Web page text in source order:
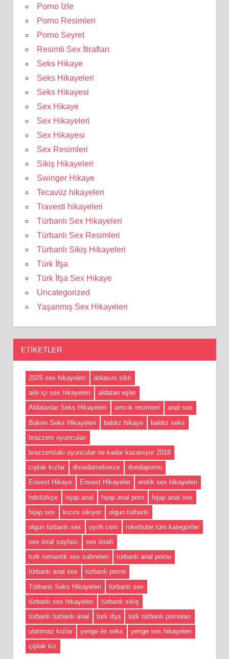
Porno İzle
Porno Resimleri
Porno Seyret
Resimli Sex İtirafları
Seks Hikaye
Seks Hikayeleri
Seks Hikayesi
Sex Hikaye
Sex Hikayeleri
Sex Hikayesi
Sex Resimleri
Sikiş Hikayeleri
Swinger Hikaye
Tecavüz hikayeleri
Travesti hikayeleri
Türbanlı Sex Hikayeleri
Türbanlı Sex Resimleri
Türbanlı Sikiş Hikayeleri
Türk İfşa
Türk İfşa Sex Hikaye
Uncategorized
Yaşanmış Sex Hikayeleri
ETIKETLER
2025 sex hikayeleri
ablasını sikti
aile içi sex hikayeleri
aldatan eşler
Aldatanlar Seks Hikayeleri
amcık resimleri
anal sex
Bakire Seks Hikayeleri
baldız hikaye
baldız seks
brazzers oyunculari
brazzerstaki oyuncular ne kadar kazanıyor 2018
cıplak kızlar
dixiedamelioxxx
doedaporno
Ensest Hikaye
Ensest Hikayeler
erotik sex hikayeleri
hdxtürkçe
hijap anal hijap anal porn
hijap anal sex
hijap sex
kızını sikiyor
olgun türbanlı
olgun türbanlı sex
oyoh com
rokettube tüm kategoriler
sex itiraf sayfası
sex itirafı
turk romantik sex sahneleri
türbanlı anal porno
türbanlı anal sex
türbanlı porno
Türbanlı Seks Hikayeleri
türbanlı sex
türbanlı sex hikayeleri
türbanlı sikiş
türbanlı türbanlı anal
türk ifşa
türk türbanlı pornoları
utanmaz kızlar
yenge ile seks
yenge sex hikayeleri
çiplak kiz